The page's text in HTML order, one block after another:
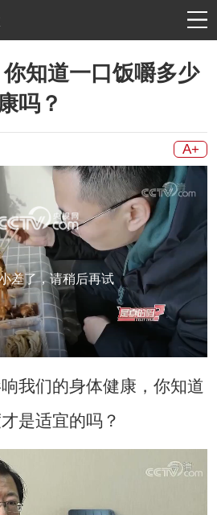
你知道一口饭嚼多少
吗？
A+
差了，请稍后再试
们的身体健康，你知道
是适宜的吗？